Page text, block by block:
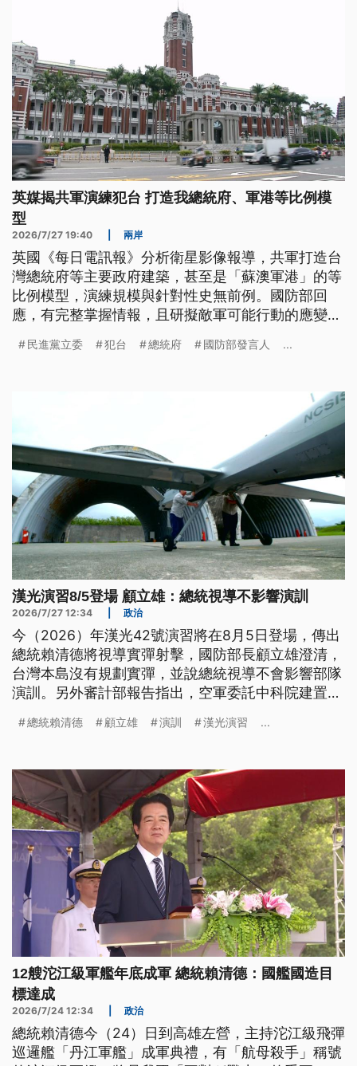
英媒揭共軍演練犯台 打造我總統府、軍港等比例模
型
2026/7/27 19:40 兩岸
英國《每日電訊報》分析衛星影像報導，共軍打造台
灣總統府等主要政府建築，甚至是「蘇澳軍港」的等
比例模型，演練規模與針對性史無前例。國防部回
應，有完整掌握情報，且研擬敵軍可能行動的應變措
野提出共14個版本的《無人載具採購條例》，朝野各
民進黨立委 犯台 總統府 國防部發言人 ...
漢光演習8/5登場 顧立雄：總統視導不影響演訓
2026/7/27 12:34 政治
今（2026）年漢光42號演習將在8月5日登場，傳出
總統賴清德將視導實彈射擊，國防部長顧立雄澄清，
台灣本島沒有規劃實彈，並說總統視導不會影響部隊
演訓。另外審計部報告指出，空軍委託中科院建置遙
機型，國防部回應，將用系統更新的方式加入。
總統賴清德 顧立雄 演訓 漢光演習 ...
12艘沱江級軍艦年底成軍 總統賴清德：國艦國造目
標達成
2026/7/24 12:34 政治
總統賴清德今（24）日到高雄左營，主持沱江級飛彈
巡邏艦「丹江軍艦」成軍典禮，有「航母殺手」稱號